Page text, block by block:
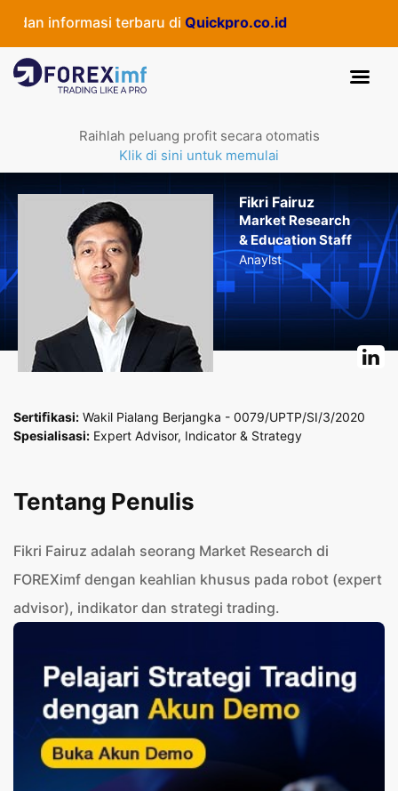
informasi terbaru diQuickpro.co.id
Raihlah peluang profit secara otomatis
Klik di sini untuk memulai
Fikri Fairuz
Market Research
& Education Staff
Anaylst
Sertiﬁkasi: Wakil Pialang Berjangka - 0079/UPTP/SI/3/2020
Spesialisasi: Expert Advisor, Indicator & Strategy
Tentang Penulis
Fikri Fairuz adalah seorang Market Research di
FOREXimf dengan keahlian khusus pada robot (expert
advisor), indikator dan strategi trading.